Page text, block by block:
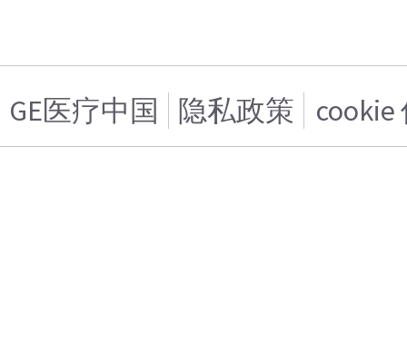
GE医疗中国 隐私政策 cookie